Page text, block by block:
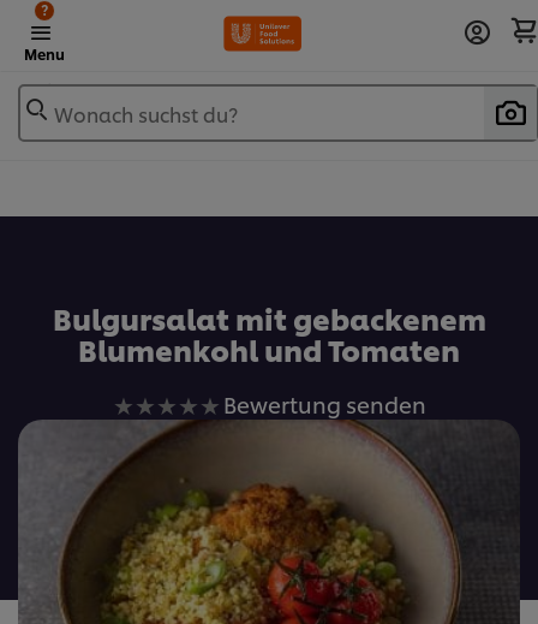
Menu
?
Wonach suchst du?
Bulgursalat mit gebackenem
Blumenkohl und Tomaten
Keine
Bewertungen
dieses
recipe
abgegeben
Bewertung senden